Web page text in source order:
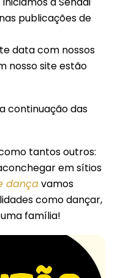
publicações de
data com nossos
nosso site estão
continuação das
tantos outros:
em sítios
dançavamos
como dançar,
família!